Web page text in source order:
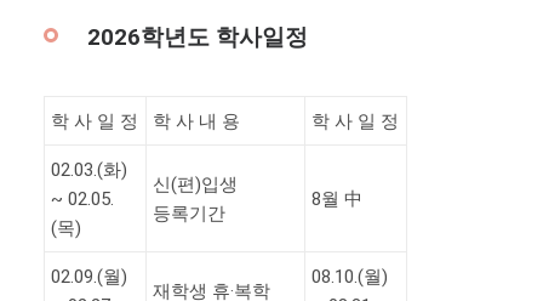
2026학년도 학사일정
학 사 일 정 학 사 내 용 학 사 일 정
02.03.(화)
~ 02.05.
(목)
신(편)입생
등록기간
8월 中
02.09.(월)
재학생 휴·복학
08.10.(월)